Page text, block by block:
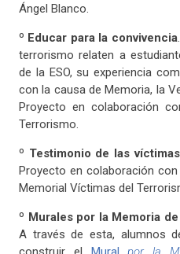
Ángel Blanco.
º Educar para la convivencia
terrorismo relaten a
de la ESO, su experiencia
con la causa de Memoria, la
Proyecto en colaboración
Terrorismo.
º Testimonio de las
Proyecto en colaboración
Memorial Víctimas del
º Murales por la Memoria
A través de esta, alumnos